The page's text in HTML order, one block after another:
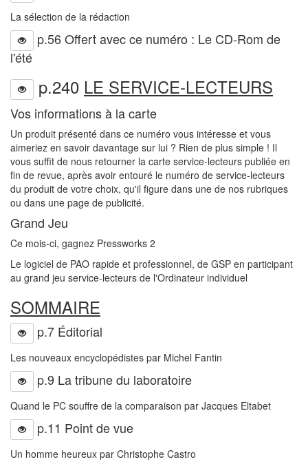
La sélection de la rédaction
p.56 Offert avec ce numéro : Le CD-Rom de
l'été
p.240 LE SERVICE-LECTEURS
Vos informations à la carte
Un produit présenté dans ce numéro vous intéresse et vous
aimeriez en savoir davantage sur lui ? Rien de plus simple ! Il
vous suffit de nous retourner la carte service-lecteurs publiée en
fin de revue, après avoir entouré le numéro de service-lecteurs
du produit de votre choix, qu'il figure dans une de nos rubriques
ou dans une page de publicité.
Grand Jeu
Ce mois-ci, gagnez Pressworks 2
Le logiciel de PAO rapide et professionnel, de GSP en participant
au grand jeu service-lecteurs de l'Ordinateur individuel
SOMMAIRE
p.7 Éditorial
Les nouveaux encyclopédistes par Michel Fantin
p.9 La tribune du laboratoire
Quand le PC souffre de la comparaison par Jacques Eltabet
p.11 Point de vue
Un homme heureux par Christophe Castro